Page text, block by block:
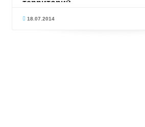
территорий
18.07.2014